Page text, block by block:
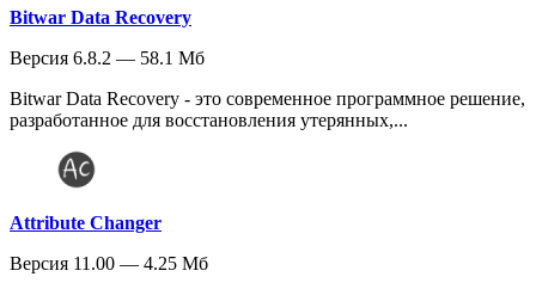
Bitwar Data Recovery
Версия 6.8.2 — 58.1 Мб
Bitwar Data Recovery - это современное программное решение,
разработанное для восстановления утерянных,...
Attribute Changer
Версия 11.00 — 4.25 Мб